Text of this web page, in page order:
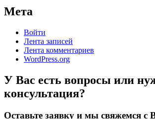
Мета
Войти
Лента записей
Лента комментариев
WordPress.org
У Вас есть вопросы или
консультация?
Оставьте заявку и мы свяжемся с